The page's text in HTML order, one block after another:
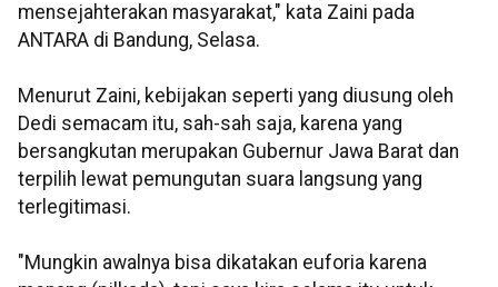
mensejahterakan masyarakat," kata Zaini pada
ANTARA di Bandung, Selasa.
Menurut Zaini, kebijakan seperti yang diusung oleh
Dedi semacam itu, sah-sah saja, karena yang
bersangkutan merupakan Gubernur Jawa Barat dan
terpilih lewat pemungutan suara langsung yang
terlegitimasi.
"Mungkin awalnya bisa dikatakan euforia karena